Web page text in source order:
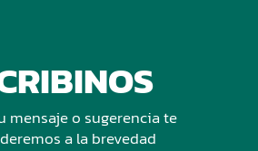
mensaje o sugerencia te
a la brevedad